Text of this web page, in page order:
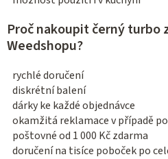
Proč nakoupit černý turbo
Weedshopu?
rychlé doručení
diskrétní balení
dárky ke každé objednávce
okamžitá reklamace v případě
poštovné od 1 000 Kč zdarma
doručení na tisíce poboček po